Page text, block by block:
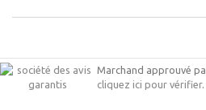
Marchand approuvé
cliquez ici pour vérifier.